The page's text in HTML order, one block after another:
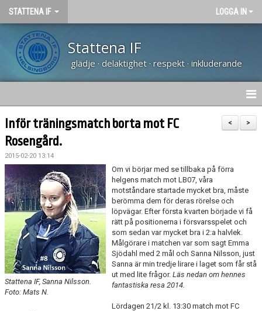
STATTENA IF LOGGA IN
Stattena IF
glädje · delaktighet · respekt · inkluderande
HEM
NYHETER
TRÄNARUTBILDNING SVFF D
OM KLUBBEN
KALENDER
VÅRA LAG
SPONSORER
DOMARE, MATCHER.
>
<
Inför träningsmatch borta mot FC
Rosengård.
2015-02-20 13:14
Stattena IF, Sanna Nilsson.
Foto: Mats N.
Om vi börjar med se tillbaka på förra
helgens match mot LB07, våra
motståndare startade mycket bra, måste
berömma dem för deras rörelse och
löpvägar. Efter första kvarten började vi få
rätt på positionerna i försvarsspelet och
som sedan var mycket bra i 2:a halvlek.
Målgörare i matchen var som sagt Emma
Sjödahl med 2 mål och Sanna Nilsson, just
Sanna är min tredje lirare i laget som får stå
ut med lite frågor. Läs nedan om hennes
fantastiska resa 2014.
Lördagen 21/2 kl. 13:30 match mot FC